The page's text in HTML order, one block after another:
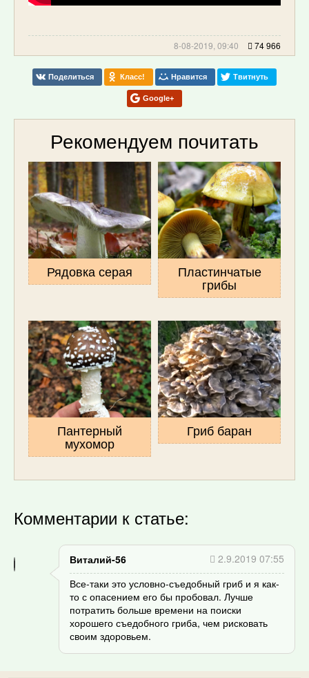
8-08-2019, 09:40 74 966
Поделиться Класс! Нравится Твитнуть
Google+
Рекомендуем почитать
Рядовка серая Пластинчатые
грибы
Пантерный
мухомор
Гриб баран
Комментарии к статье:
Виталий-56
2.9.2019 07:55
Все-таки это условно-съедобный гриб и я как-
то с опасением его бы пробовал. Лучше
потратить больше времени на поиски
хорошего съедобного гриба, чем рисковать
своим здоровьем.